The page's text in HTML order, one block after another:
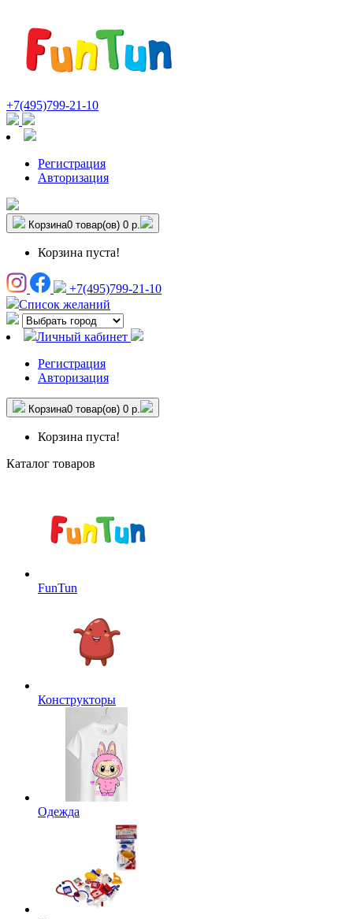
+7(495)799-21-10
Регистрация
Авторизация
Корзина0 товар(ов) 0 р.
Корзина пуста!
+7(495)799-21-10
Список желаний
Личный кабинет
Регистрация
Авторизация
Корзина0 товар(ов) 0 р.
Корзина пуста!
Каталог товаров
FunTun
Конструкторы
Одежда